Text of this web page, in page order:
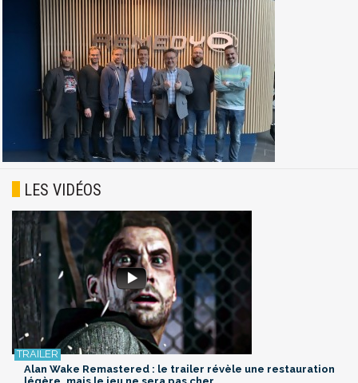
LES VIDÉOS
Alan Wake Remastered : le trailer révèle une restauration